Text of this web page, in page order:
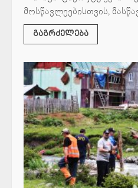
მოსწავლეებისთვის,
გაგრძელება